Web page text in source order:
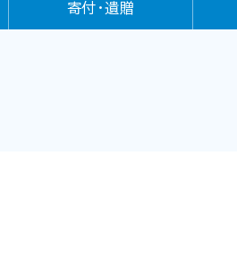
寄付・遺贈